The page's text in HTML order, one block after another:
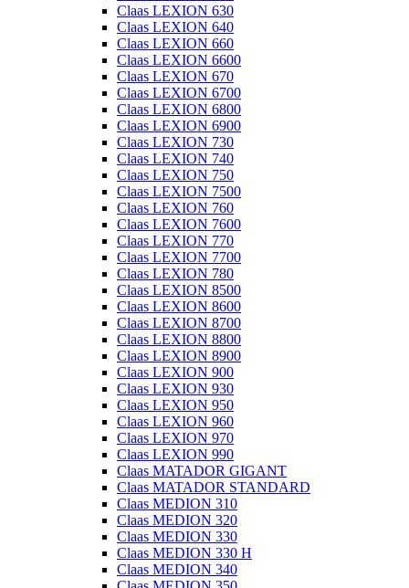
Claas LEXION 630
Claas LEXION 640
Claas LEXION 660
Claas LEXION 6600
Claas LEXION 670
Claas LEXION 6700
Claas LEXION 6800
Claas LEXION 6900
Claas LEXION 730
Claas LEXION 740
Claas LEXION 750
Claas LEXION 7500
Claas LEXION 760
Claas LEXION 7600
Claas LEXION 770
Claas LEXION 7700
Claas LEXION 780
Claas LEXION 8500
Claas LEXION 8600
Claas LEXION 8700
Claas LEXION 8800
Claas LEXION 8900
Claas LEXION 900
Claas LEXION 930
Claas LEXION 950
Claas LEXION 960
Claas LEXION 970
Claas LEXION 990
Claas MATADOR GIGANT
Claas MATADOR STANDARD
Claas MEDION 310
Claas MEDION 320
Claas MEDION 330
Claas MEDION 330 H
Claas MEDION 340